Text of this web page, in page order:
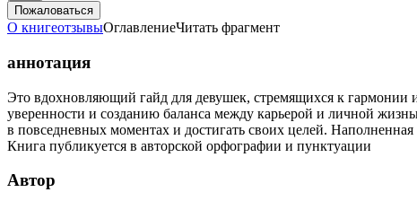
Пожаловаться
О книгеотзывыОглавлениеЧитать фрагмент
аннотация
Это вдохновляющий гайд для девушек, стремящихся к гармонии
уверенности и созданию баланса между карьерой и личной
в повседневных моментах и достигать своих целей.
Книга публикуется в авторской орфографии и пунктуации
Автор